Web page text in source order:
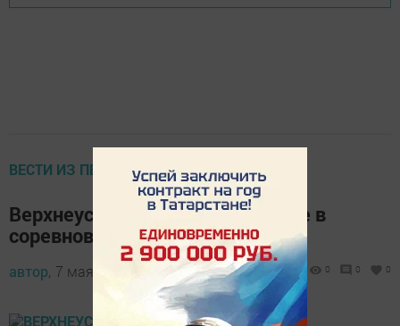
ВЕСТИ ИЗ ПЕРВЫХ УСТ
Верхнеуслонцы приняли участие в
соревнованиях по бадминтону
автор, 7 мая 2013 - 04:08 0 0 0